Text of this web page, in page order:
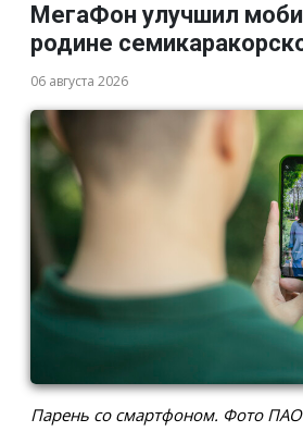
МегаФон улучшил
родине
06 августа 2026
Парень со смартфоном. Фото